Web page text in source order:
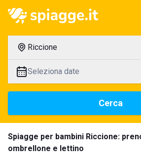
Riccione
Seleziona date
Cerca
Spiagge per bambini Riccione:
ombrellone e lettino